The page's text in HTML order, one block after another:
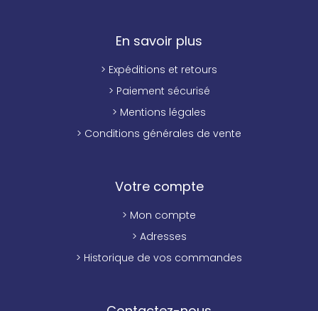
En savoir plus
> Expéditions et retours
> Paiement sécurisé
> Mentions légales
> Conditions générales de vente
Votre compte
> Mon compte
> Adresses
> Historique de vos commandes